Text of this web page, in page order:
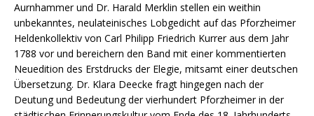
Aurnhammer und Dr. Harald Merklin stellen ein weithin
unbekanntes, neulateinisches Lobgedicht auf das Pforzheimer
Heldenkollektiv von Carl Philipp Friedrich Kurrer aus dem Jahr
1788 vor und bereichern den Band mit einer kommentierten
Neuedition des Erstdrucks der Elegie, mitsamt einer deutschen
Übersetzung. Dr. Klara Deecke fragt hingegen nach der
Deutung und Bedeutung der vierhundert Pforzheimer in der